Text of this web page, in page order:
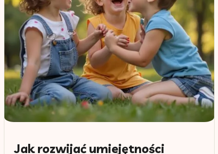
Jak rozwijać umiejętności